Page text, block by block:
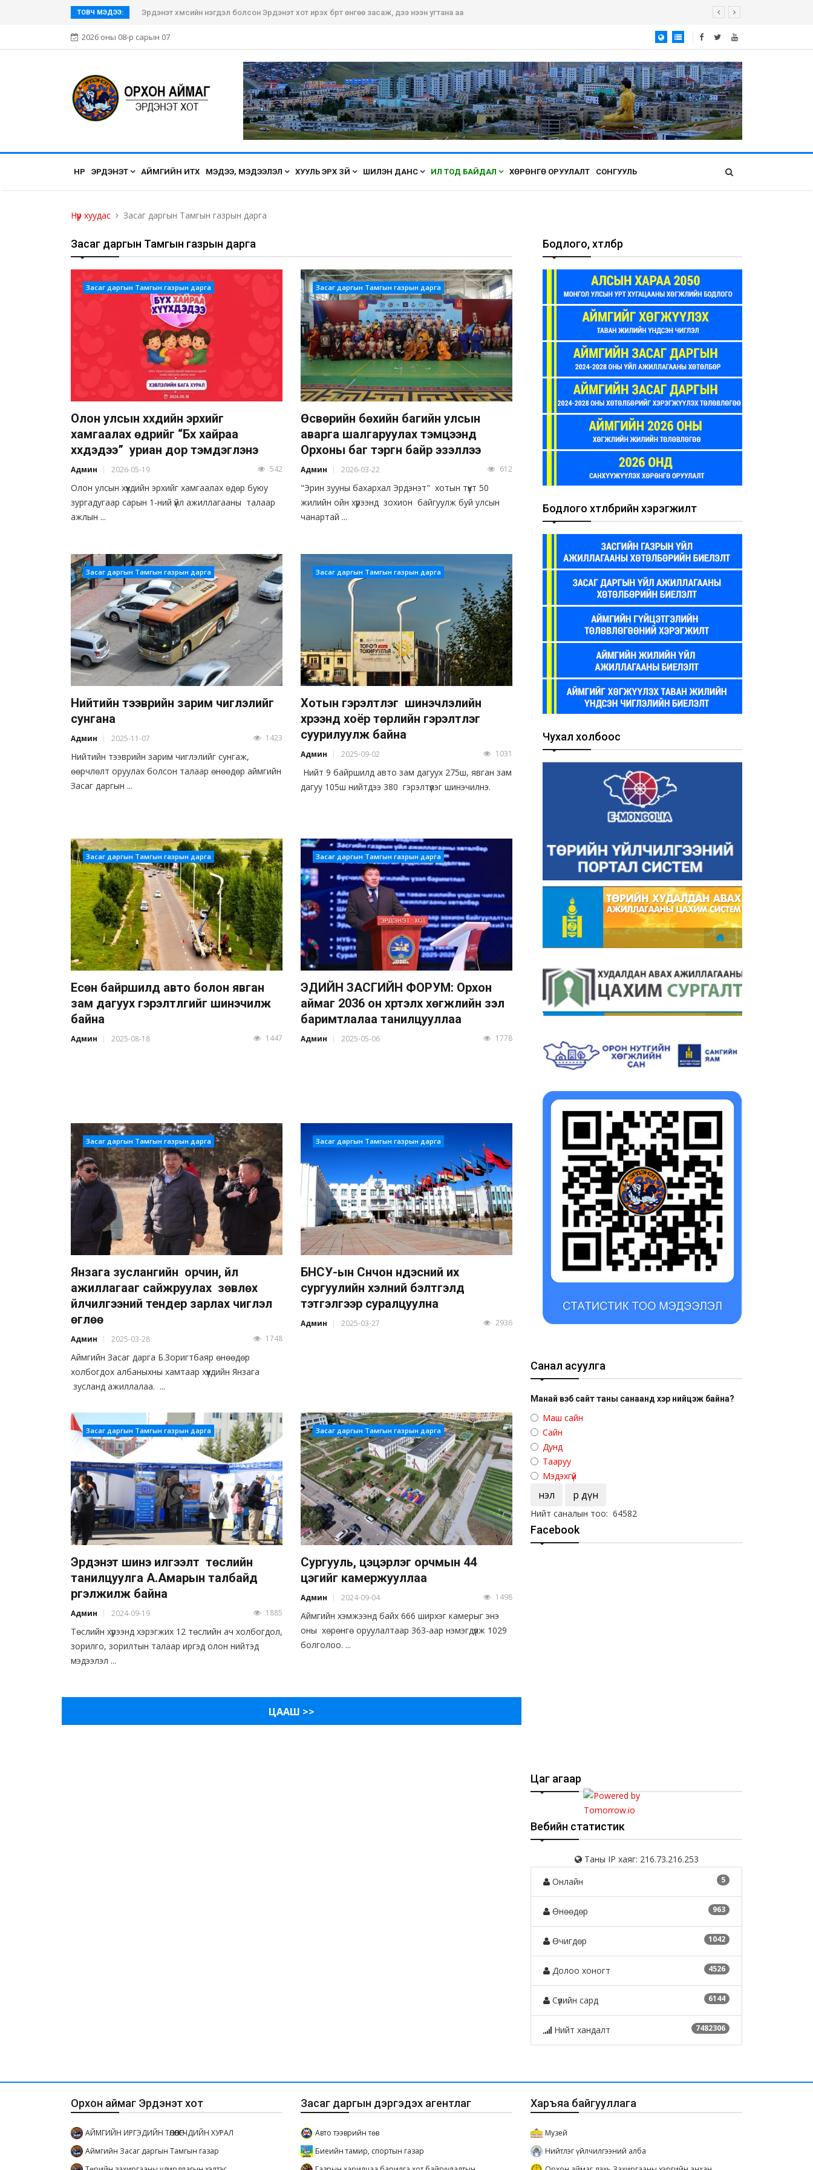
ТОВЧ МЭДЭЭ: Эрдэнэт хүмүүсийн нэгдэл болсон Эрдэнэт хот ирэх бүрт өнгөө засаж, үүдээ нээн угтана аа
2026 оны 08-р сарын 07
НҮҮР ЭРДЭНЭТ АЙМГИЙН ИТХ МЭДЭЭ, МЭДЭЭЛЭЛ ХУУЛЬ ЭРХ ЗҮЙ ШИЛЭН ДАНС ИЛ ТОД БАЙДАЛ ХӨРӨНГӨ ОРУУЛАЛТ СОНГУУЛЬ
Нүүр хуудас Засаг даргын Тамгын газрын дарга
Засаг даргын Тамгын газрын дарга
Засаг даргын Тамгын газрын дарга
Олон улсын хүүхдийн эрхийг
хамгаалах өдрийг “Бүх хайраа
хүүхдэдээ” уриан дор тэмдэглэнэ
Админ 2026-05-19 542
Олон улсын хүүхдийн эрхийг хамгаалах өдөр буюу
зургадугаар сарын 1-ний үйл ажиллагааны талаар
ажлын ...
Засаг даргын Тамгын газрын дарга
Өсвөрийн бөхийн багийн улсын
аварга шалгаруулах тэмцээнд
Орхоны баг тэргүүн байр эзэллээ
Админ 2026-03-22 612
"Эрин зууны бахархал Эрдэнэт" хотын түүхт 50
жилийн ойн хүрээнд зохион байгуулж буй улсын
чанартай ...
Засаг даргын Тамгын газрын дарга
Нийтийн тээврийн зарим чиглэлийг
сунгана
Админ 2025-11-07 1423
Нийтийн тээврийн зарим чиглэлийг сунгаж,
өөрчлөлт оруулах болсон талаар өнөөдөр аймгийн
Засаг даргын ...
Засаг даргын Тамгын газрын дарга
Хотын гэрэлтүүлэг шинэчлэлийн
хүрээнд хоёр төрлийн гэрэлтүүлэг
суурилуулж байна
Админ 2025-09-02 1031
Нийт 9 байршилд авто зам дагуух 275ш, явган зам
дагуу 105ш нийтдээ 380 гэрэлтүүлэг шинэчилнэ.
Засаг даргын Тамгын газрын дарга
Есөн байршилд авто болон явган
зам дагуух гэрэлтүүлгийг шинэчилж
байна
Админ 2025-08-18 1447
Засаг даргын Тамгын газрын дарга
ЭДИЙН ЗАСГИЙН ФОРУМ: Орхон
аймаг 2036 он хүртэлх хөгжлийн үзэл
баримтлалаа танилцууллаа
Админ 2025-05-06 1778
Засаг даргын Тамгын газрын дарга
Янзага зуслангийн орчин, үйл
ажиллагааг сайжруулах зөвлөх
үйлчилгээний тендер зарлах чиглэл
өглөө
Админ 2025-03-28 1748
Аймгийн Засаг дарга Б.Зоригтбаяр өнөөдөр
холбогдох албаныхны хамтаар хүүхдийн Янзага
зусланд ажиллалаа. ...
Засаг даргын Тамгын газрын дарга
БНСУ-ын Сүнчон үндэсний их
сургуулийн хэлний бэлтгэлд
тэтгэлгээр суралцуулна
Админ 2025-03-27 2936
Засаг даргын Тамгын газрын дарга
Эрдэнэт шинэ илгээлт төслийн
танилцуулга А.Амарын талбайд
үргэлжилж байна
Админ 2024-09-19 1885
Төслийн хүрээнд хэрэгжих 12 төслийн ач холбогдол,
зорилго, зорилтын талаар иргэд олон нийтэд
мэдээлэл ...
Засаг даргын Тамгын газрын дарга
Сургууль, цэцэрлэг орчмын 44
цэгийг камержууллаа
Админ 2024-09-04 1498
Аймгийн хэмжээнд байх 666 ширхэг камерыг энэ
оны хөрөнгө оруулалтаар 363-аар нэмэгдүүлж 1029
болголоо. ...
ЦААШ >>
Бодлого, хөтөлбөр
Бодлого хөтөлбөрийн хэрэгжилт
Чухал холбоос
Санал асуулга
Манай вэб сайт таны санаанд хэр нийцэж байна?
Маш сайн
Сайн
Дунд
Тааруу
Мэдэхгүй
Үнэл Үр дүн
Нийт саналын тоо: 64582
Facebook
Цаг агаар
Вебийн статистик
Таны IP хаяг: 216.73.216.253
5
Онлайн
963
Өнөөдөр
1042
Өчигдөр
4526
Долоо хоногт
6144
Сүүлийн сард
7482306
Нийт хандалт
Орхон аймаг Эрдэнэт хот
АЙМГИЙН ИРГЭДИЙН ТӨЛӨӨЛӨГЧДИЙН ХУРАЛ
Аймгийн Засаг даргын Тамгын газар
Засаг даргын дэргэдэх агентлаг
Авто тээврийн төв
Биеийн тамир, спортын газар
Харъяа байгууллага
Музей
Нийтлэг үйлчилгээний алба